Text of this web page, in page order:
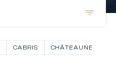
CABRIS CHÂTEAUNEUF